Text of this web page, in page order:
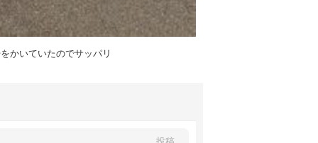
かいていたのでサッパリ